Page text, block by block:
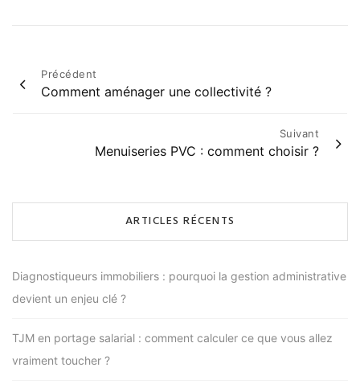
Navigation
l’article
Précédent
Comment aménager une collectivité ?
Suivant
Menuiseries PVC : comment choisir ?
ARTICLES RÉCENTS
Diagnostiqueurs immobiliers : pourquoi la gestion administrative
devient un enjeu clé ?
TJM en portage salarial : comment calculer ce que vous allez
vraiment toucher ?